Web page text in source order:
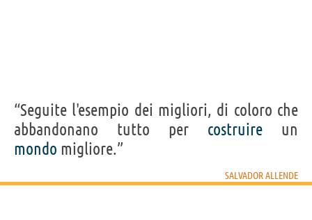
“Seguite l'esempio dei migliori, di coloro che
abbandonano tutto per costruire un
mondo migliore.”
SALVADOR ALLENDE